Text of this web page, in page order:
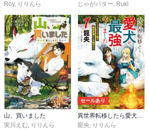
Roy, りりんら
じゃがバター, Ruki
山、買いました
実川えむ
りりんら
セールあり
龍央 りりんら